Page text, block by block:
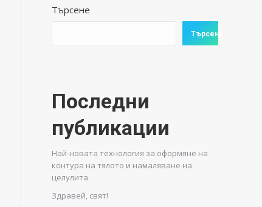
Търсене
Търсене
Последни
публикации
Най-новата технология за оформяне на
контура на тялото и намаляване на
целулита
Здравей, свят!